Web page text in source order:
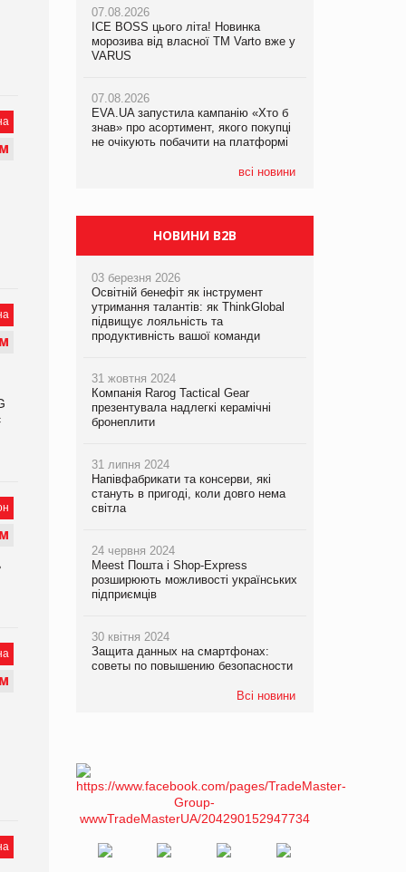
М
М
М
М
07.08.2026
ICE BOSS цього літа! Новинка
морозива від власної ТМ Varto вже у
VARUS
07.08.2026
EVA.UA запустила кампанію «Хто б
знав» про асортимент, якого покупці
не очікують побачити на платформі
всі новини
07.08.2026
ICE BOSS цього літа! Новинка
морозива від власної ТМ Varto вже у
VARUS
07.08.2026
EVA.UA запустила кампанію «Хто б
знав» про асортимент, якого покупці
не очікують побачити на платформі
07.08.2026
Франція заборонила рекламні дзвінки
НОВИНИ B2B
03 березня 2026
Освітній бенефіт як інструмент
утримання талантів: як ThinkGlobal
підвищує лояльність та
продуктивність вашої команди
31 жовтня 2024
Компанія Rarog Tactical Gear
презентувала надлегкі керамічні
бронеплити
31 липня 2024
Напівфабрикати та консерви, які
стануть в пригоді, коли довго нема
світла
24 червня 2024
Meest Пошта і Shop-Express
розширюють можливості українських
підприємців
30 квітня 2024
Защита данных на смартфонах:
советы по повышению безопасности
Всі новини